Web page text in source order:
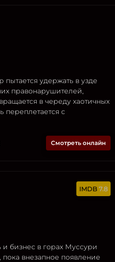
удержать в узде
правонарушителей,
в череду хаотичных
переплетается с
Смотреть онлайн
7.8
бизнес в горах Муссури
внезапное появление